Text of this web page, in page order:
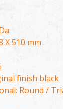
X 510 mm
finish black
Round /